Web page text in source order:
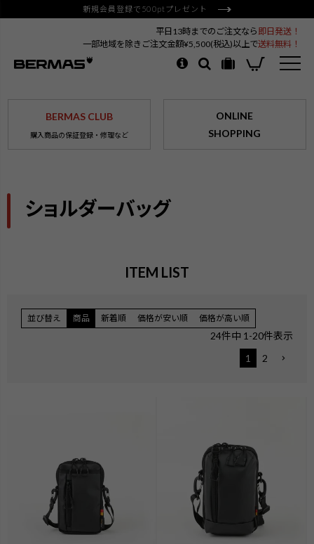
新規会員登録で500ptプレゼント
平日13時までのご注文なら 即日発送！
一部地域を除きご注文金額¥5,500(税込)以上で送料無料！
BERMAS CLUB
購入商品の保証登録・修理など
ONLINE
SHOPPING
ショルダーバッグ
ITEM LIST
並び替え 商品 新着順 価格が安い順 価格が高い順
24件中 1 -20件表示
1
2